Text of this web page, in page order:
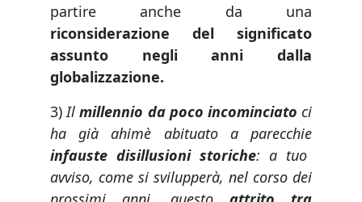
partire anche da una
riconsiderazione del significato
assunto negli anni dalla
globalizzazione.
3) Ilmillennio da poco incominciato ci
ha già ahimè abituato a parecchie
infauste disillusioni storiche: a tuo
avviso, come si svilupperà, nel corso dei